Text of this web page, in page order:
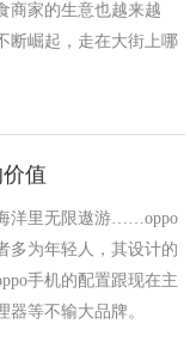
商家的生意也越来越
断崛起，走在大街上哪
值
洋里无限遨游……oppo
多为年轻人，其设计的
手机的配置跟现在主
等不输大品牌。